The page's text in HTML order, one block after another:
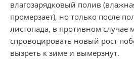
влагозарядковый полив
промерзает), но только после
листопада, в противном случае
спровоцировать новый рост
вызреть к зиме и вымерзнут.